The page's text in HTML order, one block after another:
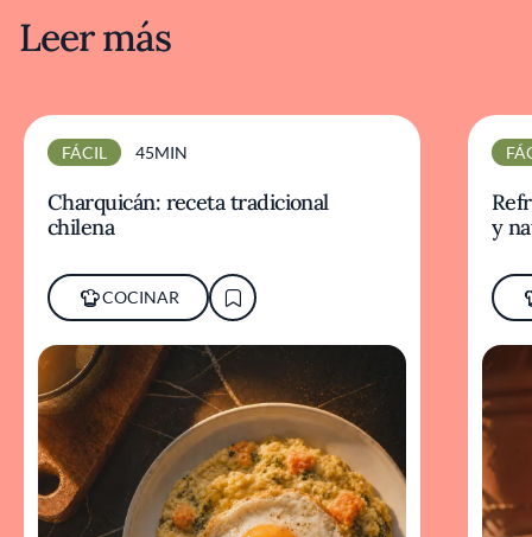
Leer más
FÁCIL 45MIN
Charquicán: receta tradicional
chilena
COCINAR
y